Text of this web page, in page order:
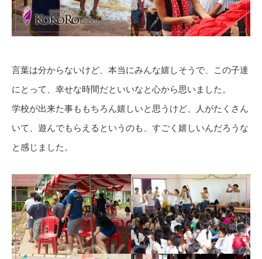
言葉は分からないけど、本当にみんな嬉しそうで、この子達
にとって、幸せな時間だといいなと心から思いました。
学校が出来た事ももちろん嬉しいと思うけど、人がたくさん
いて、遊んでもらえるというのも、すごく嬉しいんだろうな
と感じました。